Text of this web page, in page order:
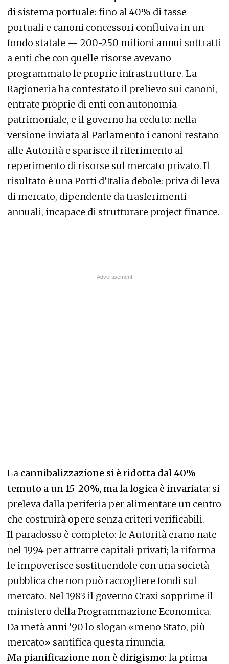
di sistema portuale: fino al 40% di tasse
portuali e canoni concessori confluiva in un
fondo statale — 200-250 milioni annui sottratti
a enti che con quelle risorse avevano
programmato le proprie infrastrutture. La
Ragioneria ha contestato il prelievo sui canoni,
entrate proprie di enti con autonomia
patrimoniale, e il governo ha ceduto: nella
versione inviata al Parlamento i canoni restano
alle Autorità e sparisce il riferimento al
reperimento di risorse sul mercato privato. Il
risultato è una Porti d’Italia debole: priva di leva
di mercato, dipendente da trasferimenti
annuali, incapace di strutturare project finance.
La cannibalizzazione si è ridotta dal 40%
temuto a un 15-20%, ma la logica è invariata: si
preleva dalla periferia per alimentare un centro
che costruirà opere senza criteri verificabili.
Il paradosso è completo: le Autorità erano nate
nel 1994 per attrarre capitali privati; la riforma
le impoverisce sostituendole con una società
pubblica che non può raccogliere fondi sul
mercato. Nel 1983 il governo Craxi sopprime il
ministero della Programmazione Economica.
Da metà anni ’90 lo slogan «meno Stato, più
mercato» santifica questa rinuncia.
Ma pianificazione non è dirigismo: la prima